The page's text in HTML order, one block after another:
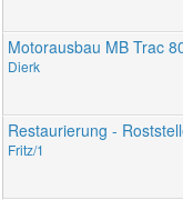
Motorausbau MB Trac
Dierk
Restaurierung -
Fritz/1